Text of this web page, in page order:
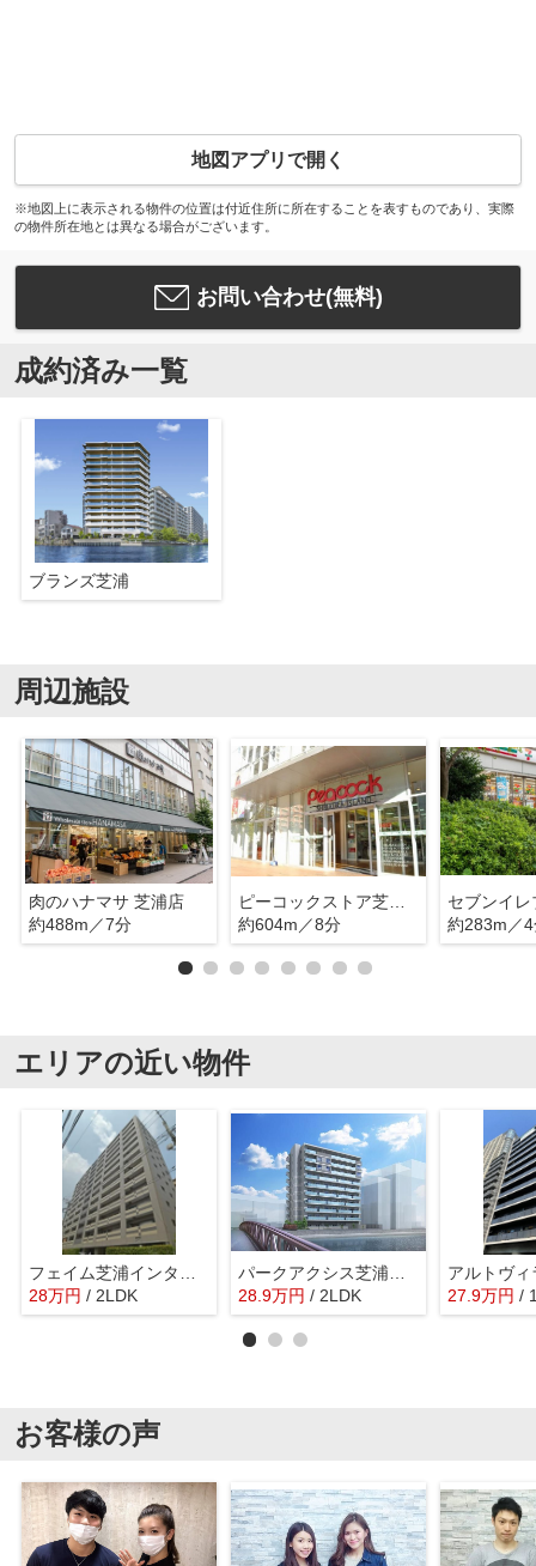
地図アプリで開く
※地図上に表示される物件の位置は付近住所に所在することを表すものであり、実際
の物件所在地とは異なる場合がございます。
お問い合わせ(無料)
成約済み一覧
ブランズ芝浦
周辺施設
肉のハナマサ 芝浦店
約488m／7分
ピーコックストア芝浦アイランド店
約604m／8分
約283m／
エリアの近い物件
28万円 / 2LDK
28.9万円 / 2LDK
アルトヴィ
27.9万円 /
お客様の声